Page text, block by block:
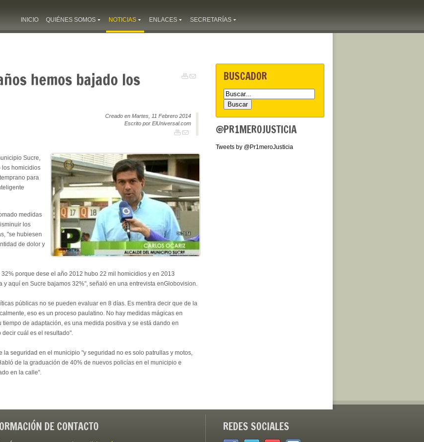
INICIO QUIÉNES SOMOS NOTICIAS ENLACES SECRETARÍAS
hemos bajado los
Creado en Martes, 11 Febrero 2014
Escrito por ElUniversal.com
Sucre,
los homicidios
para
medidas
los
"se hubiesen
de dolor y
porque dese el año 2012 hubo 22 mil homicidios y en 2013
aquí en Sucre bajamos 32%", señaló en una entrevista enGlobovision.
públicas no se pueden evaluar en 8 días. Es mentira decir que de la
eso es un proceso paulatino. No hay medidas mágicas en
de adaptación, es una medida positiva y se está dando en
cuál es el resultado".
seguridad en el municipio "y seguridad no es solo patrullas y motos,
de la graduación de 40% de nuevos policías en el municipio e
en la calle".
BUSCADOR
@PR1MEROJUSTICIA
Tweets by @Pr1meroJusticia
DE CONTACTO REDES SOCIALES